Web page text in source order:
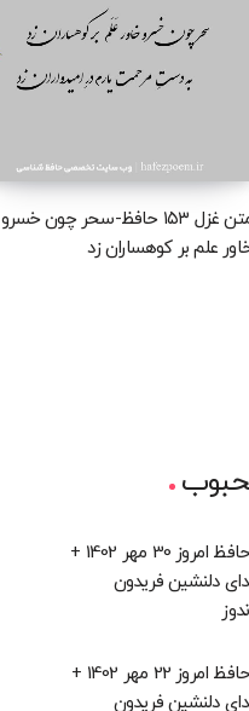
متن غزل ۱۵۳ حافظ-سحر چون خسرو
علم بر کوهساران زد
فال حافظ امروز 30 مهر 1402 +
دلنشین فریدون
فال حافظ امروز 22 مهر 1402 +
دلنشین فریدون